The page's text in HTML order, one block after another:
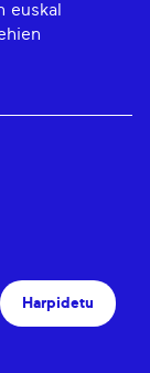
euskal
Harpidetu